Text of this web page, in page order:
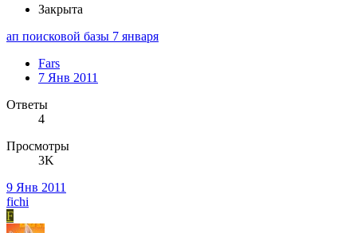
Закрыта
ап поисковой базы 7 января
Fars
7 Янв 2011
Ответы
4
Просмотры
3K
9 Янв 2011
fichi
F